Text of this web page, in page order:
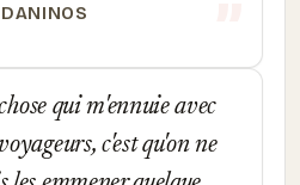
qui m'ennuie avec
c'est qu'on ne